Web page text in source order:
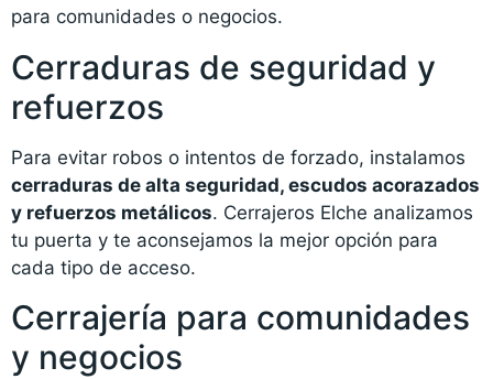
para comunidades o negocios.
Cerraduras de seguridad y
refuerzos
Para evitar robos o intentos de forzado, instalamos
cerraduras de alta seguridad, escudos acorazados
y refuerzos metálicos. Cerrajeros Elche analizamos
tu puerta y te aconsejamos la mejor opción para
cada tipo de acceso.
Cerrajería para comunidades
y negocios